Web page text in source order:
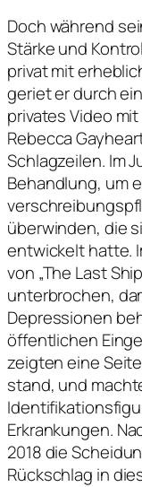
Doch während
Stärke und
privat mit
geriet er durch
privates Video
Rebecca
Schlagzeilen. Im
Behandlung, um
überwinden, die
entwickelt hatte.
von „The Last
unterbrochen,
Depressionen
öffentlichen
zeigten eine
stand, und
Erkrankungen.
2018 die
Rückschlag in